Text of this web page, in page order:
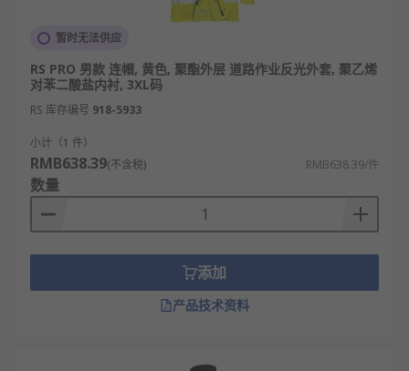
暂时无法供应
RS PRO 男款 连帽, 黄色, 聚酯外层 道路作业反光外套, 聚乙烯
对苯二酸盐内衬, 3XL码
RS 库存编号 918-5933
小计（1 件）
RMB638.39(不含税) RMB638.39/件
数量
添加
产品技术资料